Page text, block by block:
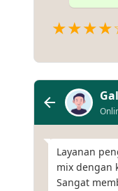
Layanan
mix dengan
Sangat